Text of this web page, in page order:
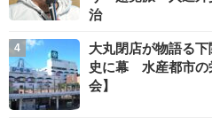
治
大丸閉店が物語る
史に幕 水産都市の
会】